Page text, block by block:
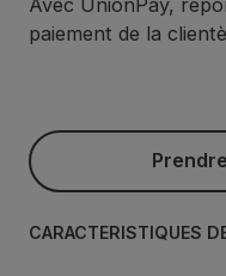
paiement de la
Prendre rendez-vous
CARACTÉRISTIQUES